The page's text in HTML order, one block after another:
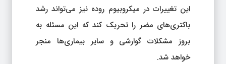
این تغییرات در میکروبیوم روده نیز می‌تواند رشد
باکتری‌های مضر را تحریک کند که این مسئله به
بروز مشکلات گوارشی و سایر بیماری‌ها منجر
خواهد شد.